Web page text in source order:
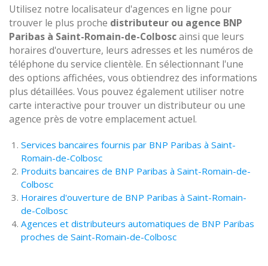
Utilisez notre localisateur d'agences en ligne pour
trouver le plus proche distributeur ou agence BNP
Paribas à Saint-Romain-de-Colboscainsi que leurs
horaires d'ouverture, leurs adresses et les numéros de
téléphone du service clientèle. En sélectionnant l'une
des options affichées, vous obtiendrez des informations
plus détaillées. Vous pouvez également utiliser notre
carte interactive pour trouver un distributeur ou une
agence près de votre emplacement actuel.
Services bancaires fournis par BNP Paribas à Saint-
Romain-de-Colbosc
Produits bancaires de BNP Paribas à Saint-Romain-de-
Colbosc
Horaires d'ouverture de BNP Paribas à Saint-Romain-
de-Colbosc
Agences et distributeurs automatiques de BNP Paribas
proches de Saint-Romain-de-Colbosc